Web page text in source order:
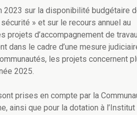
2023 sur la disponibilité budgétaire
» et sur le recours annuel au
projets d’accompagnement de
dans le cadre d’une mesure
les projets concernent
2025.
prises en compte par la
ainsi que pour la dotation à l’Institut